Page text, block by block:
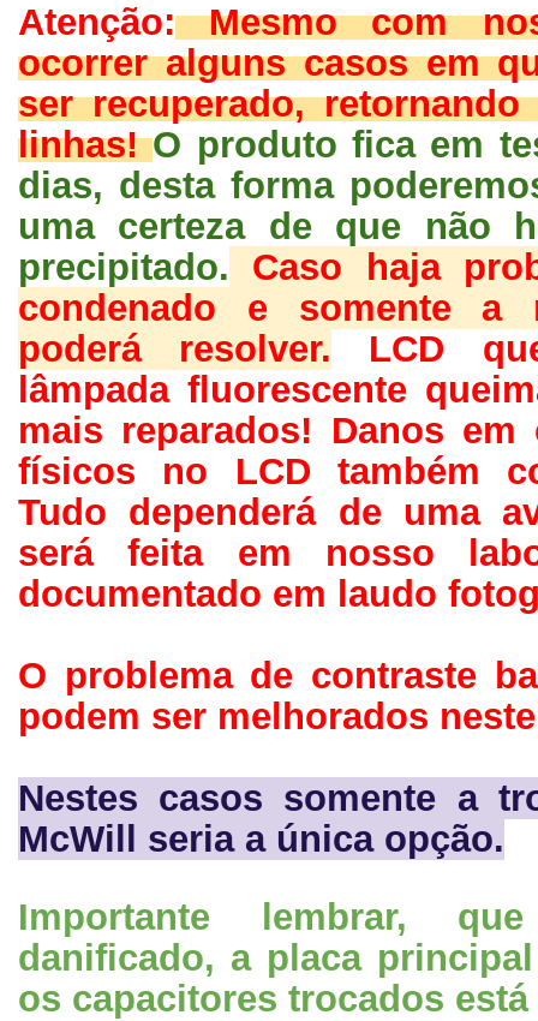
Atenção:Mesmo com
ocorrer alguns casos em
ser recuperado,
linhas! O produto fica em
dias, desta forma
uma certeza de que não
precipitado. Caso haja
condenado e somente a
poderá resolver. LCD
lâmpada fluorescente
mais reparados! Danos
físicos no LCD também
Tudo dependerá de uma
será feita em nosso
documentado em laudo
O problema de contraste
podem ser melhorados
Nestes casos somente a
McWill seria a única opção.
Importante lembrar,
danificado, a placa
os capacitores trocados